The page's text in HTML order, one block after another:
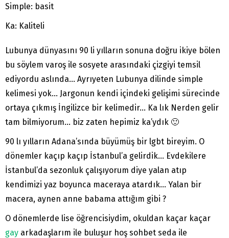
Simple: basit
Ka: Kaliteli
Lubunya dünyasını 90 li yılların sonuna doğru ikiye bölen
bu söylem varoş ile sosyete arasındaki çizgiyi temsil
ediyordu aslında… Ayrıyeten Lubunya dilinde simple
kelimesi yok… Jargonun kendi içindeki gelişimi sürecinde
ortaya çıkmış İngilizce bir kelimedir… Ka lık Nerden gelir
tam bilmiyorum… biz zaten hepimiz ka’ydık 🙂
90 lı yılların Adana’sında büyümüş bir lgbt bireyim. O
dönemler kaçıp kaçıp İstanbul’a gelirdik… Evdekilere
İstanbul’da sezonluk çalışıyorum diye yalan atıp
kendimizi yaz boyunca maceraya atardık… Yalan bir
macera, aynen anne babama attığım gibi ?
O dönemlerde lise öğrencisiydim, okuldan kaçar kaçar
gay arkadaşlarım ile buluşur hoş sohbet seda ile